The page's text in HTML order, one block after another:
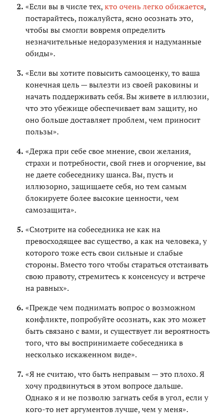
«Если вы в числе тех,кто очень легко обижается,
постарайтесь, пожалуйста, ясно осознать это,
чтобы вы смогли вовремя определить
незначительные недоразумения и надуманные
обиды».
«Если вы хотите повысить самооценку, то ваша
конечная цель — вылезти из своей раковины и
начать поддерживать себя. Вы живете в иллюзии,
что это убежище обеспечивает вам защиту, но
оно больше доставляет проблем, чем приносит
пользы».
«Держа при себе свое мнение, свои желания,
страхи и потребности, свой гнев и огорчение, вы
не даете собеседнику шанса. Вы, пусть и
иллюзорно, защищаете себя, но тем самым
блокируете более высокие ценности, чем
самозащита».
«Смотрите на собеседника не как на
превосходящее вас существо, а как на человека, у
которого тоже есть свои сильные и слабые
стороны. Вместо того чтобы стараться отстаивать
свою правоту, стремитесь к консенсусу и встрече
на равных».
«Прежде чем поднимать вопрос о возможном
конфликте, попробуйте осознать, как это может
быть связано с вами, и существует ли вероятность
того, что вы воспринимаете собеседника в
несколько искаженном виде».
«Я не считаю, что быть неправым — это плохо. Я
хочу продвинуться в этом вопросе дальше.
Однако я и не позволю загнать себя в угол, если у
кого-то нет аргументов лучше, чем у меня».